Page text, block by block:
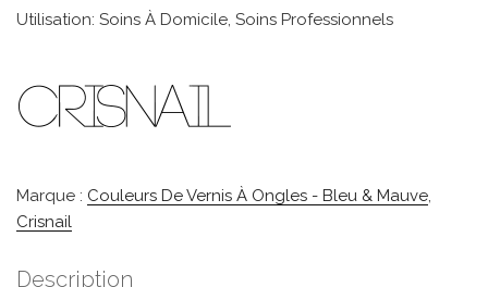
Utilisation: Soins À Domicile, Soins Professionnels
Marque : Couleurs De Vernis À Ongles - Bleu & Mauve,
Crisnail
Description